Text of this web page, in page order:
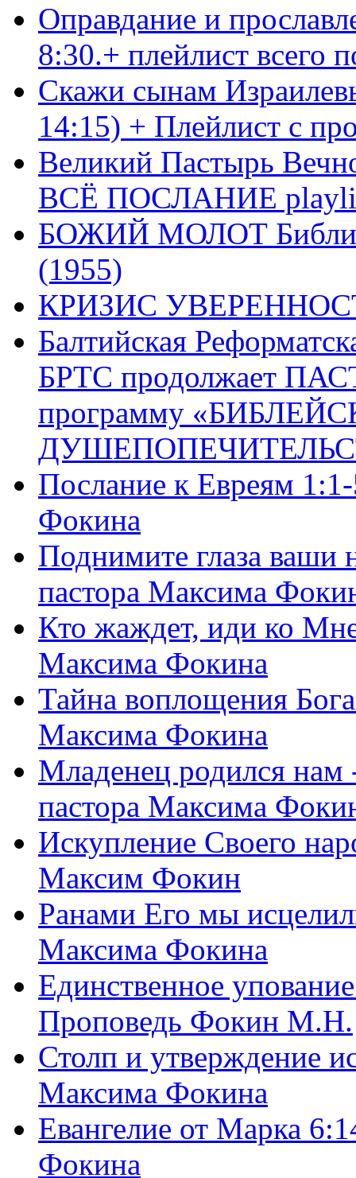
Оправдание и
8:30.+ плейлист
Скажи сынам
14:15) + Плейлист с
Великий Пастырь
ВСЁ ПОСЛАНИЕ
БОЖИЙ МОЛОТ Библия
(1955)
КРИЗИС
Балтийская
БРТС продолжает
программу
Послание к Евреям
Фокина
Поднимите глаза ваши
пастора Максима
Кто жаждет, иди ко
Максима Фокина
Тайна воплощения
Максима Фокина
Младенец родился
пастора Максима
Искупление Своего
Максим Фокин
Ранами Его мы
Максима Фокина
Единственное
Проповедь Фокин М.Н.
Столп и утверждение
Максима Фокина
Евангелие от Марка
Фокина